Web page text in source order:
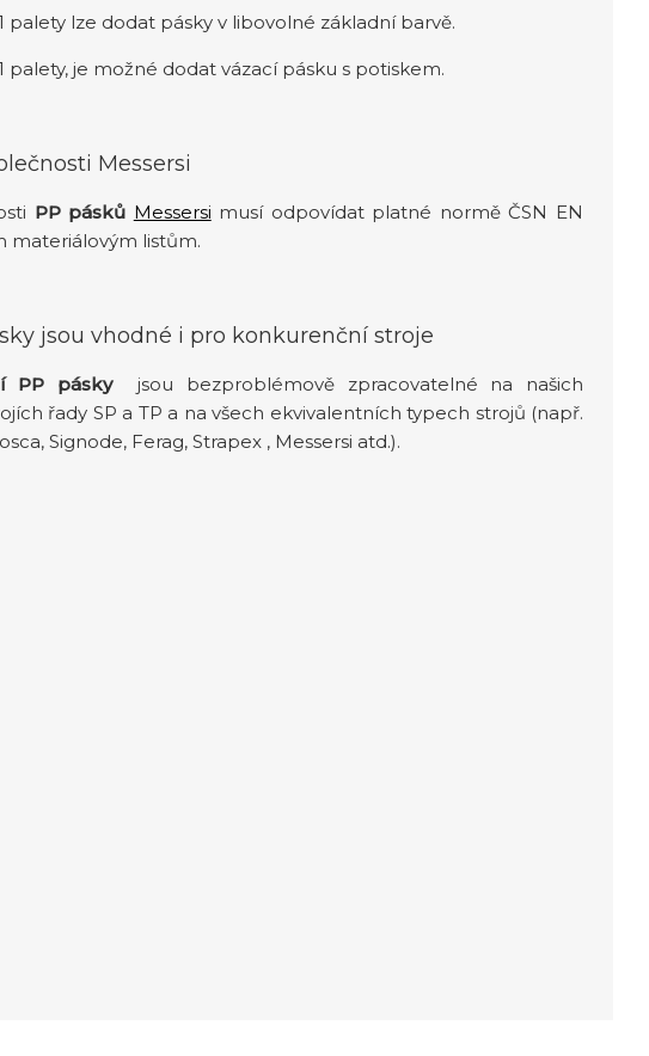
palety lze dodat pásky v libovolné základní barvě.
palety, je možné dodat vázací pásku s potiskem.
Messersi
PP pásků Messersi musí odpovídat platné normě ČSN EN
materiálovým listům.
jsou vhodné i pro konkurenční stroje
PP pásky
jsou bezproblémově zpracovatelné na našich
řady SP a TP a na všech ekvivalentních typech strojů (např.
Signode, Ferag, Strapex , Messersi atd.).